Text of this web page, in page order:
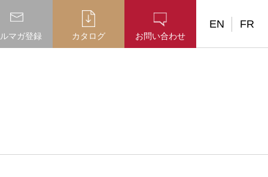
マガ登録 カタログ お問い合わせ
EN FR